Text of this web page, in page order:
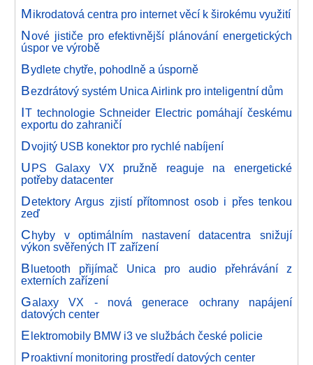
Mikrodatová centra pro internet věcí k širokému využití
Nové jističe pro efektivnější plánování energetických
úspor ve výrobě
Bydlete chytře, pohodlně a úsporně
Bezdrátový systém Unica Airlink pro inteligentní dům
IT technologie Schneider Electric pomáhají českému
exportu do zahraničí
Dvojitý USB konektor pro rychlé nabíjení
UPS Galaxy VX pružně reaguje na energetické
potřeby datacenter
Detektory Argus zjistí přítomnost osob i přes tenkou
zeď
Chyby v optimálním nastavení datacentra snižují
výkon svěřených IT zařízení
Bluetooth přijímač Unica pro audio přehrávání z
externích zařízení
Galaxy VX - nová generace ochrany napájení
datových center
Elektromobily BMW i3 ve službách české policie
Proaktivní monitoring prostředí datových center